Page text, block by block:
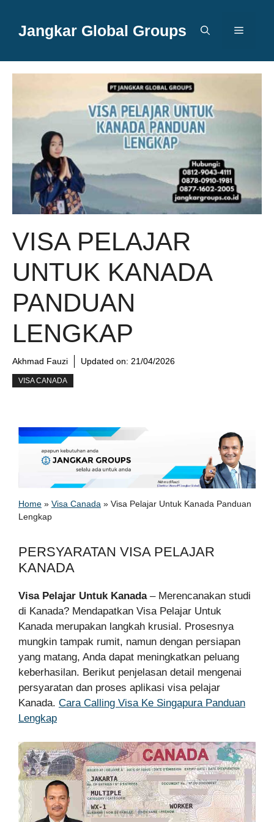
Jangkar Global Groups Menu
VISA PELAJAR
UNTUK KANADA
PANDUAN
LENGKAP
Akhmad Fauzi Updated on: 21/04/2026
VISA CANADA
Home » Visa Canada » Visa Pelajar Untuk Kanada Panduan
Lengkap
PERSYARATAN VISA PELAJAR
KANADA
Visa Pelajar Untuk Kanada– Merencanakan studi
di Kanada? Mendapatkan Visa Pelajar Untuk
Kanada merupakan langkah krusial. Prosesnya
mungkin tampak rumit, namun dengan persiapan
yang matang, Anda dapat meningkatkan peluang
keberhasilan. Berikut penjelasan detail mengenai
persyaratan dan proses aplikasi visa pelajar
Kanada. Cara Calling Visa Ke Singapura Panduan
Lengkap